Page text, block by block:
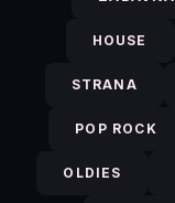
HOUSE
STRANA
POP ROCK
OLDIES